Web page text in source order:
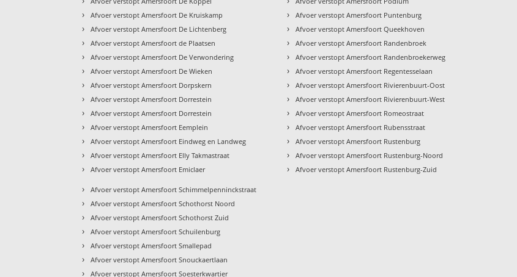
› Afvoer verstopt Amersfoort De Kruiskamp
› Afvoer verstopt Amersfoort De Lichtenberg
› Afvoer verstopt Amersfoort de Plaatsen
› Afvoer verstopt Amersfoort De Verwondering
› Afvoer verstopt Amersfoort De Wieken
› Afvoer verstopt Amersfoort Dorpskern
› Afvoer verstopt Amersfoort Dorrestein
› Afvoer verstopt Amersfoort Dorrestein
› Afvoer verstopt Amersfoort Eemplein
› Afvoer verstopt Amersfoort Eindweg en Landweg
› Afvoer verstopt Amersfoort Elly Takmastraat
› Afvoer verstopt Amersfoort Emiclaer
› Afvoer verstopt Amersfoort Puntenburg
› Afvoer verstopt Amersfoort Queekhoven
› Afvoer verstopt Amersfoort Randenbroek
› Afvoer verstopt Amersfoort Randenbroekerweg
› Afvoer verstopt Amersfoort Regentesselaan
› Afvoer verstopt Amersfoort Rivierenbuurt-Oost
› Afvoer verstopt Amersfoort Rivierenbuurt-West
› Afvoer verstopt Amersfoort Romeostraat
› Afvoer verstopt Amersfoort Rubensstraat
› Afvoer verstopt Amersfoort Rustenburg
› Afvoer verstopt Amersfoort Rustenburg-Noord
› Afvoer verstopt Amersfoort Rustenburg-Zuid
› Afvoer verstopt Amersfoort Schimmelpenninckstraat
› Afvoer verstopt Amersfoort Schothorst Noord
› Afvoer verstopt Amersfoort Schothorst Zuid
› Afvoer verstopt Amersfoort Schuilenburg
› Afvoer verstopt Amersfoort Smallepad
› Afvoer verstopt Amersfoort Snouckaertlaan
› Afvoer verstopt Amersfoort Soesterkwartier